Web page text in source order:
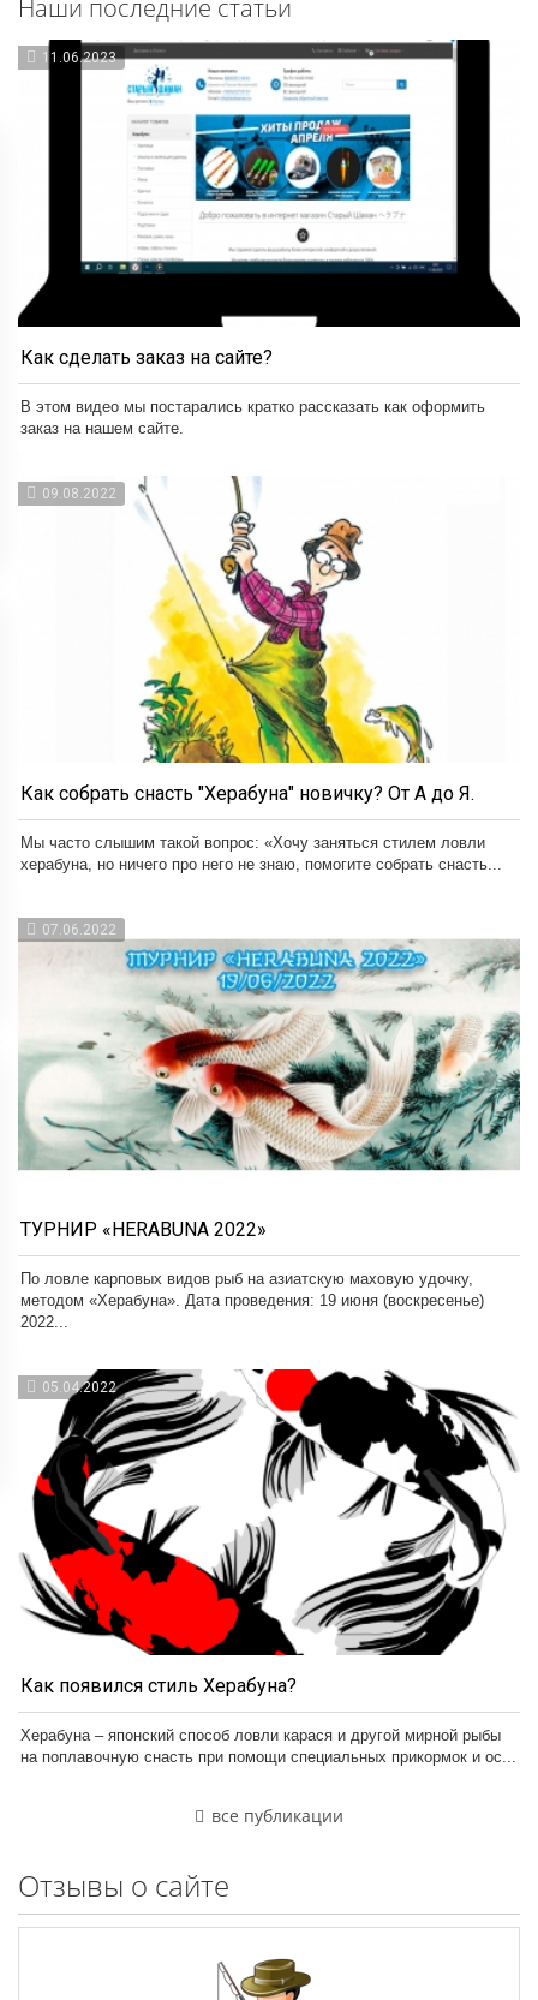
Наши последние статьи
11.06.2023
Как сделать заказ на сайте?
В этом видео мы постарались кратко рассказать как оформить
заказ на нашем сайте.
09.08.2022
Как собрать снасть "Херабуна" новичку? От А до Я.
Мы часто слышим такой вопрос: «Хочу заняться стилем ловли
херабуна, но ничего про него не знаю, помогите собрать снасть...
07.06.2022
ТУРНИР «HERABUNA 2022»
По ловле карповых видов рыб на азиатскую маховую удочку,
методом «Херабуна». Дата проведения: 19 июня (воскресенье)
2022...
05.04.2022
Как появился стиль Херабуна?
Херабуна – японский способ ловли карася и другой мирной рыбы
на поплавочную снасть при помощи специальных прикормок и ос...
все публикации
Отзывы о сайте